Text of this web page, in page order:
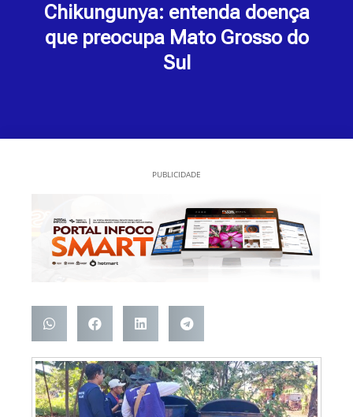
Chikungunya: entenda doença
que preocupa Mato Grosso do
Sul
PUBLICIDADE